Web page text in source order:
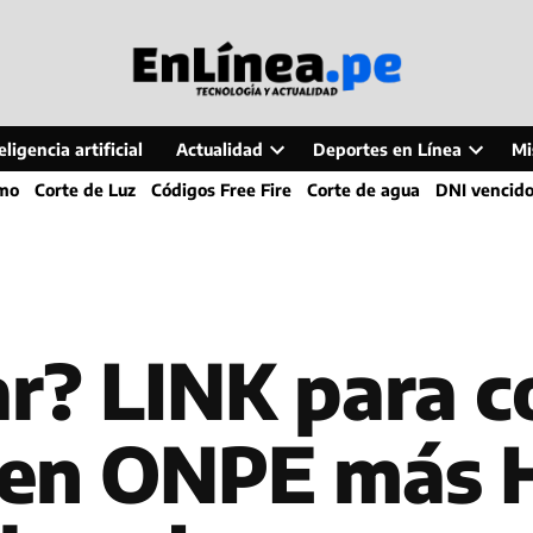
artificial Actualidad
Open
dropdown
Deportes en Línea
Open
dropdown
Corte de Luz Códigos Free Fire Corte de agua DNI vencido
LINK para
ONPE más